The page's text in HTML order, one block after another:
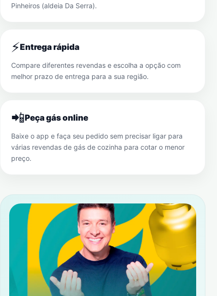
Pinheiros (aldeia Da Serra).
⚡Entrega rápida
Compare diferentes revendas e escolha a opção com
melhor prazo de entrega para a sua região.
📲Peça gás online
Baixe o app e faça seu pedido sem precisar ligar para
várias revendas de gás de cozinha para cotar o menor
preço.